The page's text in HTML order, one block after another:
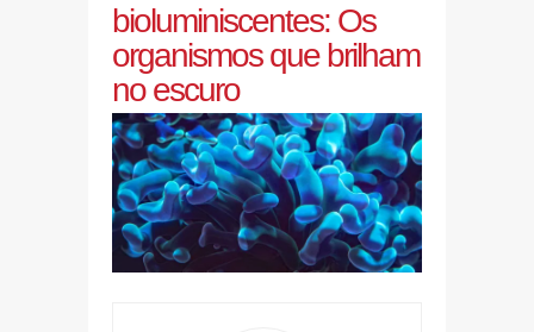
bioluminiscentes: Os
organismos que brilham
no escuro